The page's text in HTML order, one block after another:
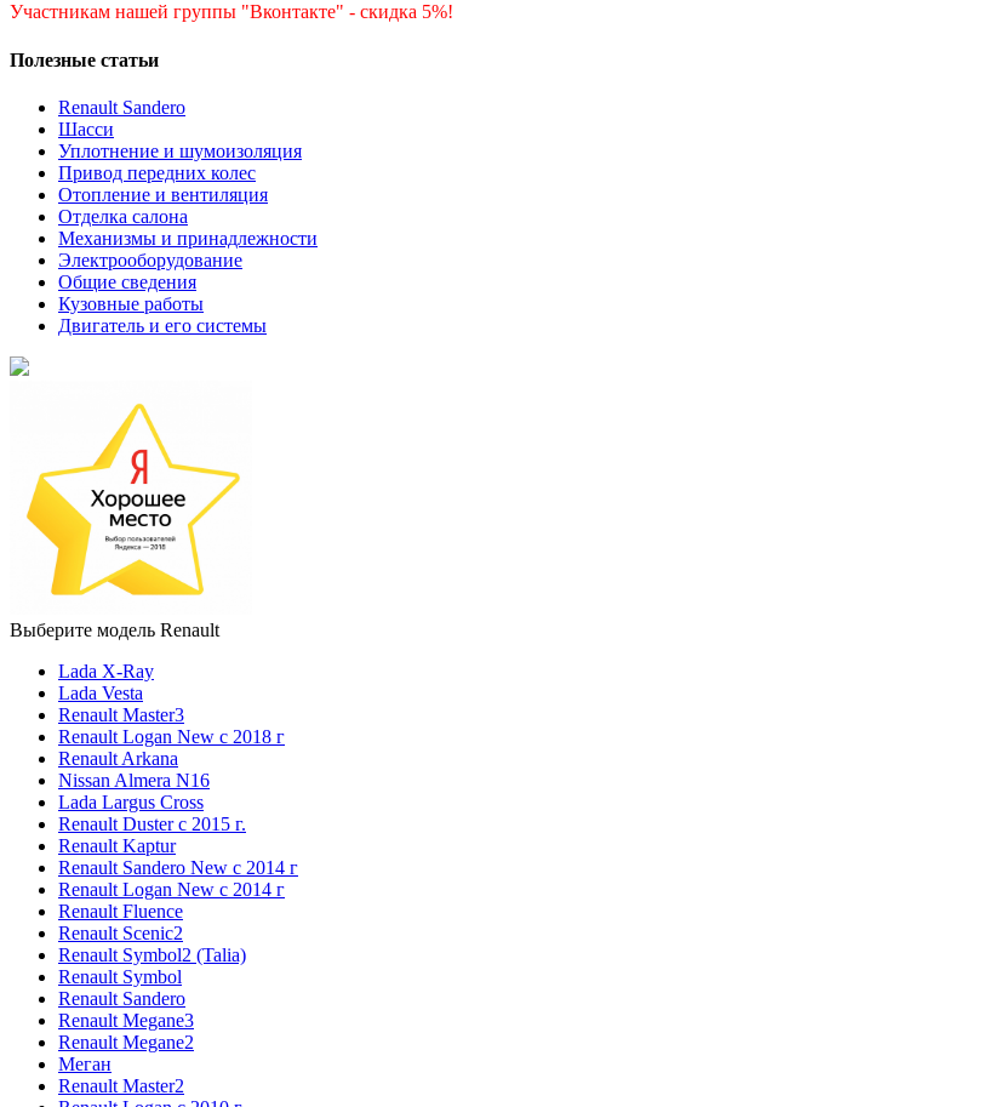
Участникам нашей группы "Вконтакте" - скидка 5%!
Полезные статьи
Renault Sandero
Шасси
Уплотнение и шумоизоляция
Привод передних колес
Отопление и вентиляция
Отделка салона
Механизмы и принадлежности
Электрооборудование
Общие сведения
Кузовные работы
Двигатель и его системы
Выберите модель Renault
Lada X-Ray
Lada Vesta
Renault Master3
Renault Logan New с 2018 г
Renault Arkana
Nissan Almera N16
Lada Largus Cross
Renault Duster с 2015 г.
Renault Kaptur
Renault Sandero New с 2014 г
Renault Logan New с 2014 г
Renault Fluence
Renault Scenic2
Renault Symbol2 (Talia)
Renault Symbol
Renault Sandero
Renault Megane3
Renault Megane2
Меган
Renault Master2